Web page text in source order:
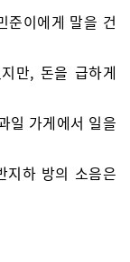
준이에게 말을 건
만, 돈을 급하게
일 가게에서 일을
지하 방의 소음은